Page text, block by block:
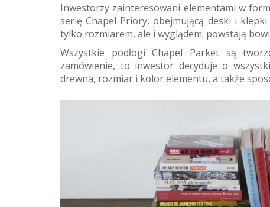
Inwestorzy zainteresowani elementami w
serię Chapel Priory, obejmującą deski i
tylko rozmiarem, ale i wyglądem; powstają
Wszystkie podłogi Chapel Parket są
zamówienie, to inwestor decyduje o
drewna, rozmiar i kolor elementu, a także